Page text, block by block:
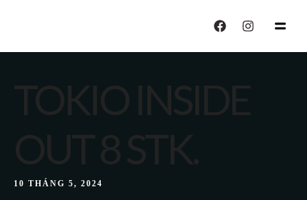
TOKIO INSIDE
OUT 8 STK.
10 THÁNG 5, 2024